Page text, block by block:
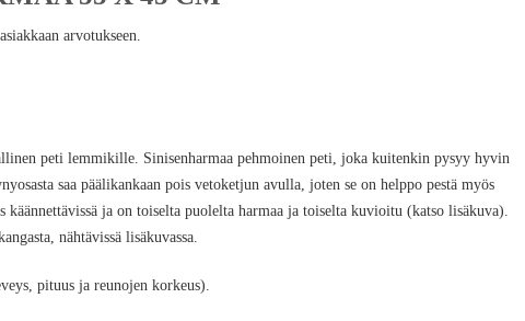
asiakkaan arvotukseen.
peti lemmikille. Sinisenharmaa pehmoinen peti, joka kuitenkin pysyy hyvin
saa päälikankaan pois vetoketjun avulla, joten se on helppo pestä myös
ja on toiselta puolelta harmaa ja toiselta kuvioitu (katso lisäkuva).
nähtävissä lisäkuvassa.
pituus ja reunojen korkeus).